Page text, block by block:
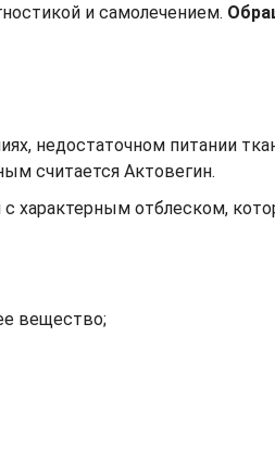
и самолечением.
недостаточном питании
считается Актовегин.
характерным отблеском,
вещество;